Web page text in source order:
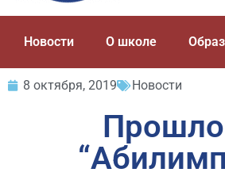
Новости О школе
8 октября, 2019 Новости
Прошло